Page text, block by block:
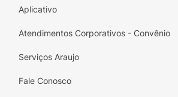
Aplicativo
Atendimentos Corporativos - Convênio
Serviços Araujo
Fale Conosco